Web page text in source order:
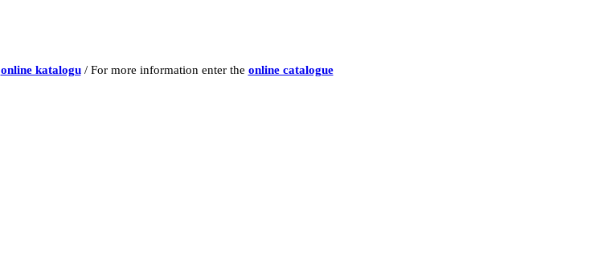
online katalogu/ For more information enter the online catalogue